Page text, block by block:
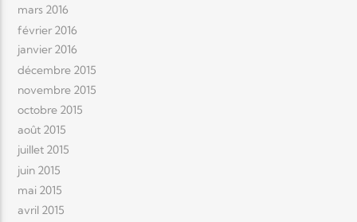
mars 2016
février 2016
janvier 2016
décembre 2015
novembre 2015
octobre 2015
août 2015
juillet 2015
juin 2015
mai 2015
avril 2015